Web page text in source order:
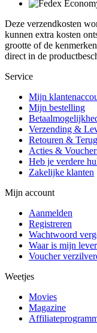
Deze verzendkosten
kunnen extra kosten
grootte of de
direct in de
Service
Mijn
Mijn bestelling
Verzending &
Retouren &
Acties &
Heb je verdere
Zakelijke klanten
Mijn account
Aanmelden
Registreren
Wachtwoord
Waar is mijn
Voucher
Weetjes
Movies
Magazine